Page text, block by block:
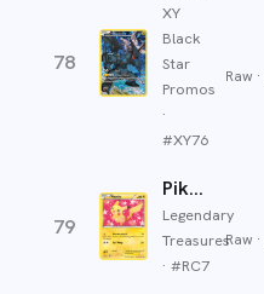
78
XY
Black
Star
Promos
·
#XY76
Raw ·
79
Pikachu
Legendary
Treasures
· #RC7
Raw ·